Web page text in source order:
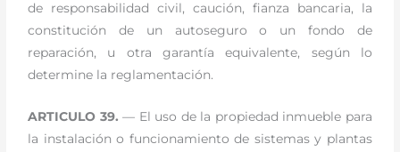
de responsabilidad civil, caución, fianza bancaria, la
constitución de un autoseguro o un fondo de
reparación, u otra garantía equivalente, según lo
determine la reglamentación.
ARTICULO 39.— El uso de la propiedad inmueble para
la instalación o funcionamiento de sistemas y plantas